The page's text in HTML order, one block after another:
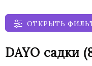
ОТКРЫТЬ
DAYO садки